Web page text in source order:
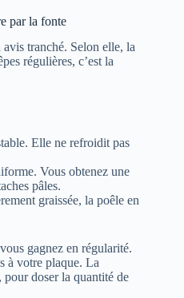
par la fonte
tranché. Selon elle, la
régulières, c’est la
Elle ne refroidit pas
Vous obtenez une
pâles.
graissée, la poêle en
gagnez en régularité.
à votre plaque. La
pour doser la quantité de